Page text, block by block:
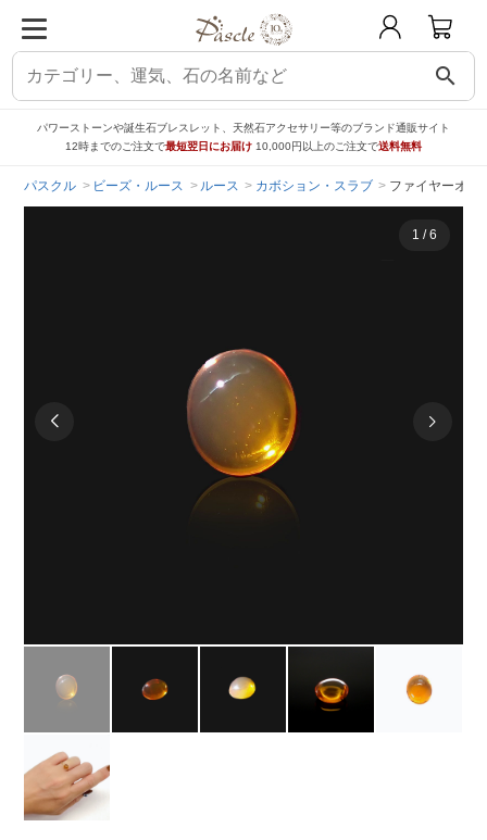
search
パワーストーンや誕生石ブレスレット、天然石アクセサリー等のブランド通販サイト
12時までのご注文で最短翌日にお届け 10,000円以上のご注文で送料無料
パスクル ビーズ・ルース ルース カボション・スラブ ファイヤーオパ
1 /6